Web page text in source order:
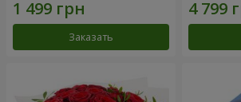
Заказать